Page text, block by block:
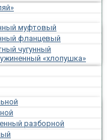
муфтовый
фланцевый
чугунный
«хлопушка»
разборной